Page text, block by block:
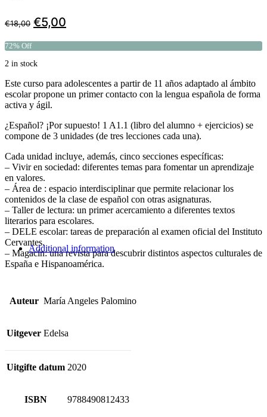
€18,00 €5,00
72% Off
2 in stock
Este curso para adolescentes a partir de 11 años adaptado al ámbito
escolar propone un primer contacto con la lengua española de forma
activa y ágil.
¿Español? ¡Por supuesto! 1 A1.1 (libro del alumno + ejercicios) se
compone de 3 unidades (de tres lecciones cada una).
Cada unidad incluye, además, cinco secciones específicas:
– Vivir en sociedad: diferentes temas para fomentar un aprendizaje
en valores.
– Área de : espacio interdisciplinar que permite relacionar los
contenidos de la clase de español con otras asignaturas.
– Taller de lectura: un primer acercamiento a diferentes textos
literarios para escolares.
– DELE escolar: tareas de preparación al examen oficial del Instituto
Cervantes.
– Magacín: una revista para descubrir distintos aspectos culturales de
España e Hispanoamérica.
Additional information
Auteur María Angeles Palomino
Uitgever Edelsa
Uitgifte datum 2020
ISBN 9788490812433